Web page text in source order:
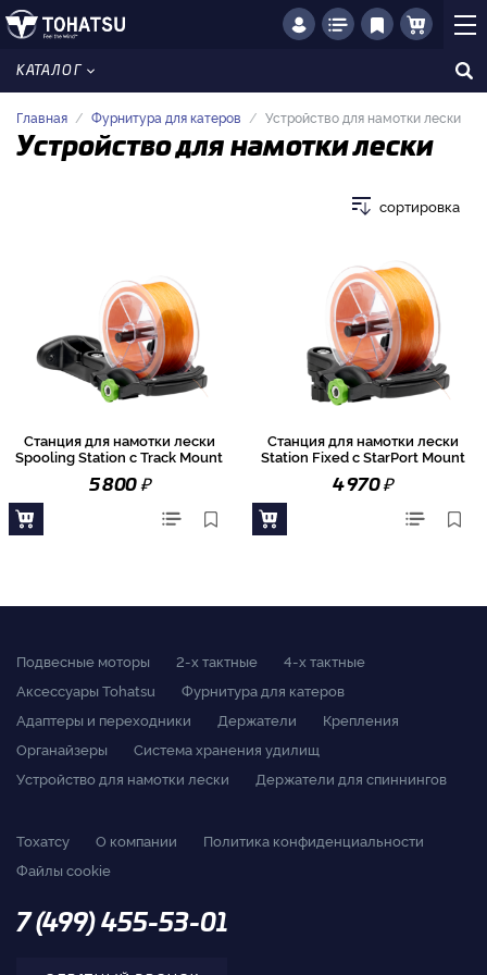
КАТАЛОГ
Главная Фурнитура для катеров Устройство для намотки лески
Устройство для намотки лески
сортировка
Станция для намотки лески
Spooling Station с Track Mount
5 800₽
Станция для намотки лески
Station Fixed с StarPort Mount
4 970₽
Подвесные моторы 2-x тактные
4-x тактные
Аксессуары Tohatsu
Фурнитура для катеров
Адаптеры и переходники
Держатели
Крепления
Органайзеры
Система хранения удилищ
Устройство для намотки лески
Держатели для спиннингов
Тохатсу О компании
Политика конфиденциальности
Файлы cookie
7 (499) 455-53-01